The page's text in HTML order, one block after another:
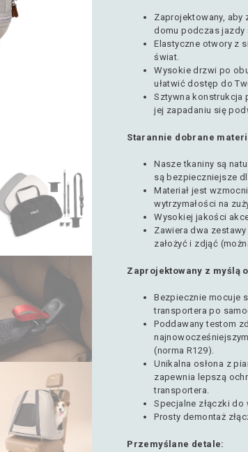
Zaprojektowany, aby
domu podczas jazdy
Elastyczne otwory z
świat.
Wysokie drzwi po
ułatwić dostęp do
Sztywna konstrukcja
jej zapadaniu się
Starannie dobrane
Nasze tkaniny są
są bezpieczniejsze
Materiał jest
wytrzymałości na
Wysokiej jakości
Zawiera dwa
założyć i zdjąć
Zaprojektowany z myślą
Bezpiecznie mocuje
transportera po
Poddawany testom
(norma R129).
Unikalna osłona z
zapewnia lepszą
transportera.
Specjalne złączki
Prosty demontaż
Przemyślane detale: